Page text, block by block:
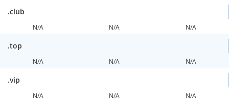
.club
N/A N/A N/A
.top
N/A N/A N/A
.vip
N/A N/A N/A